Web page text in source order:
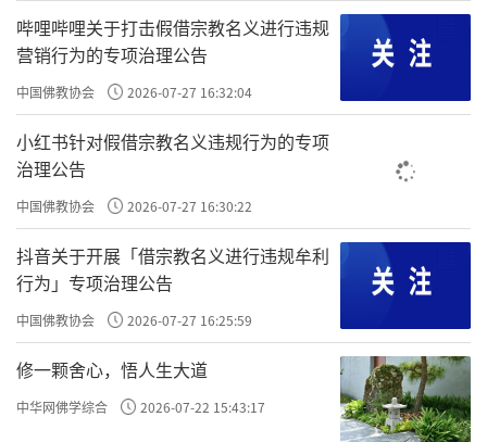
这个是非常难得。人身难得，佛法难遇，你遇
到佛法，而产生信心，所以你不能产生我慢。
现在居士，搞得比出家人还要“我慢”。他
说我很修行，你们这些出家人都不修行。这样
佛法就会败得很惨！让其他外面的一些教看笑
话。
责任编辑：印月
哔哩哔哩关于打击假借宗教名义进行违规
营销行为的专项治理公告
中国佛教协会 2026-07-27 16:32:04
小红书针对假借宗教名义违规行为的专项
治理公告
中国佛教协会 2026-07-27 16:30:22
抖音关于开展「借宗教名义进行违规牟利
行为」专项治理公告
中国佛教协会 2026-07-27 16:25:59
修一颗舍心，悟人生大道
中华网佛学综合 2026-07-22 15:43:17